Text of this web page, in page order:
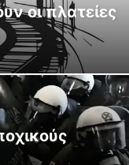
οι πλατείες